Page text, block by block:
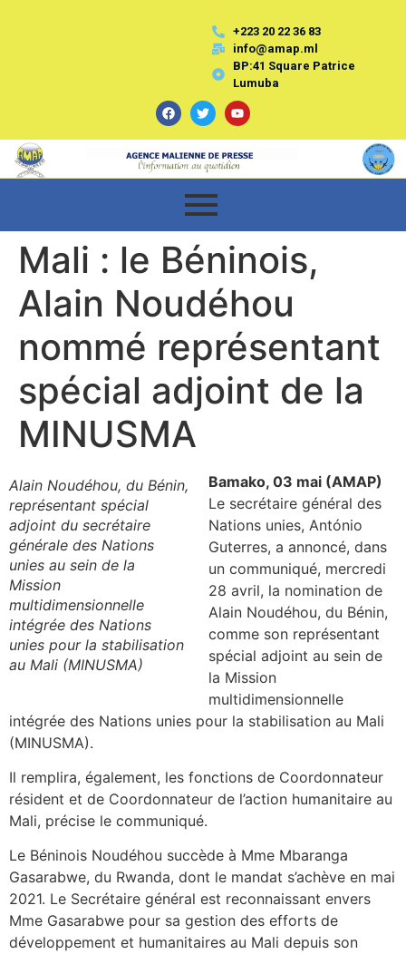
+223 20 22 36 83
info@amap.ml
BP:41 Square Patrice
Lumuba
Mali : le Béninois,
Alain Noudéhou
nommé représentant
spécial adjoint de la
MINUSMA
Alain Noudéhou, du Bénin,
représentant spécial
adjoint du secrétaire
générale des Nations
unies au sein de la
Mission
multidimensionnelle
intégrée des Nations
unies pour la stabilisation
au Mali (MINUSMA)
Bamako, 03 mai (AMAP)
Le secrétaire général des
Nations unies, António
Guterres, a annoncé, dans
un communiqué, mercredi
28 avril, la nomination de
Alain Noudéhou, du Bénin,
comme son représentant
spécial adjoint au sein de
la Mission
multidimensionnelle
intégrée des Nations unies pour la stabilisation au Mali
(MINUSMA).
Il remplira, également, les fonctions de Coordonnateur
résident et de Coordonnateur de l’action humanitaire au
Mali, précise le communiqué.
Le Béninois Noudéhou succède à Mme Mbaranga
Gasarabwe, du Rwanda, dont le mandat s’achève en mai
2021. Le Secrétaire général est reconnaissant envers
Mme Gasarabwe pour sa gestion des efforts de
développement et humanitaires au Mali depuis son